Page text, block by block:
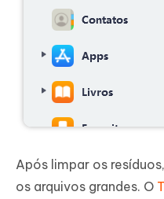
Após limpar os
os arquivos grandes. O